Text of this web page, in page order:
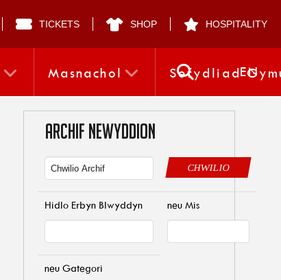
TICKETS SHOP HOSPITALITY
Masnachol SefydliadEN
ARCHIF NEWYDDION
CHWILIO
Hidlo Erbyn Blwyddyn neu Mis
neu Gategori